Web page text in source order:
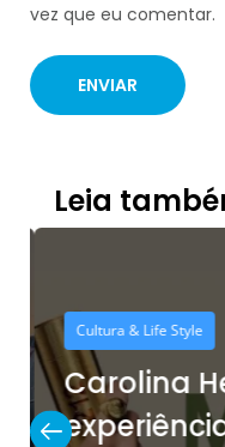
vez que eu comentar.
Leia
Cultura & Life Style
Carolina